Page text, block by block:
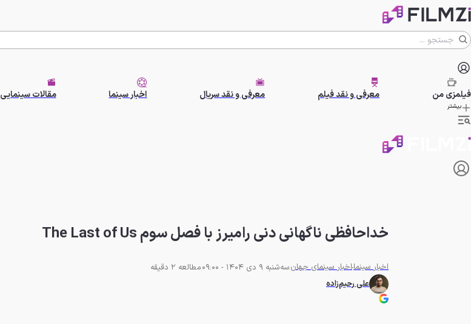
فیلمزیمن معرفی و نقد فیلم معرفی و نقد سریال اخبار سینما مقالات سینمایی
بیشتر
خداحافظی ناگهانی دنی رامیرز با فصل سوم The Last of Us
اخبار سینمااخبار سینمای جهانسه‌شنبه 9 دی 1404 - 09:00
مطالعه 2 دقیقه
علی رحیم‌زاده